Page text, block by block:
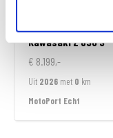
KawasakiZ 650 S
€ 8.199,-
Uit 2026 met 0 km
MotoPort Echt